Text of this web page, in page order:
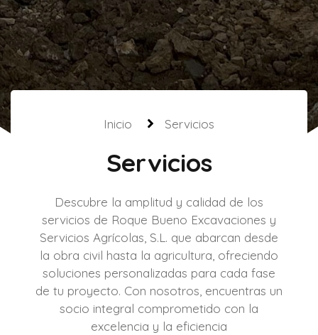
Inicio Servicios
Servicios
Descubre la amplitud y calidad de los
servicios de Roque Bueno Excavaciones y
Servicios Agrícolas, S.L. que abarcan desde
la obra civil hasta la agricultura, ofreciendo
soluciones personalizadas para cada fase
de tu proyecto. Con nosotros, encuentras un
socio integral comprometido con la
excelencia y la eficiencia